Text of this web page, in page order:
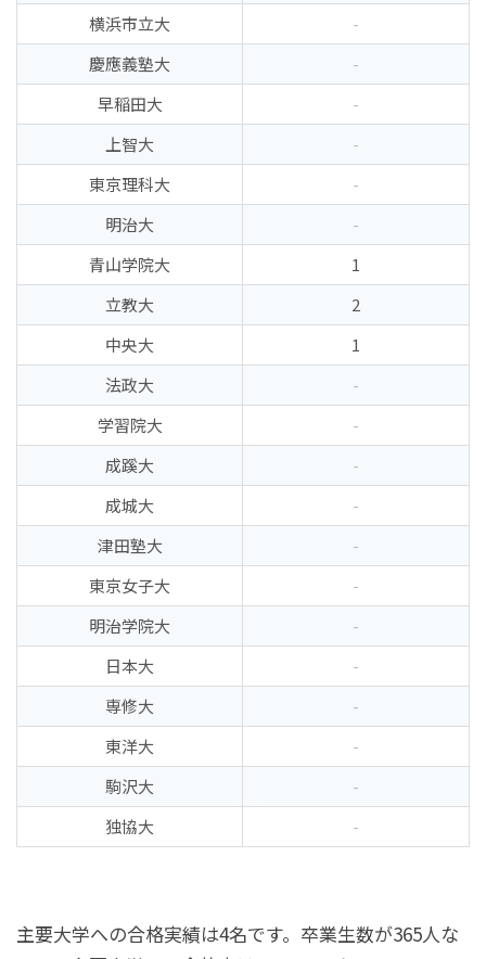
横浜市立大
-
慶應義塾大
-
早稲田大
-
上智大
-
東京理科大
-
明治大
-
青山学院大
1
立教大
2
中央大
1
法政大
-
学習院大
-
成蹊大
-
成城大
-
津田塾大
-
東京女子大
-
明治学院大
-
日本大
-
専修大
-
東洋大
-
駒沢大
-
独協大
-
主要大学への合格実績は4名です。卒業生数が365人な